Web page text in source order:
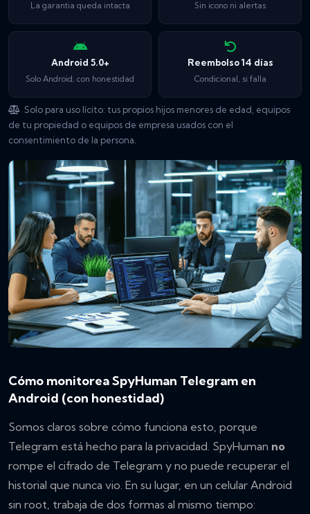
La garantia queda intacta Sin icono ni alertas
Android 5.0+
Solo Android, con honestidad
Reembolso 14 días
Condicional, si falla
Solo para uso lícito: tus propios hijos menores de edad, equipos
de tu propiedad o equipos de empresa usados con el
consentimiento de la persona.
Cómo monitorea SpyHuman Telegram en
Android (con honestidad)
Somos claros sobre cómo funciona esto, porque
Telegram está hecho para la privacidad. SpyHuman no
rompe el cifrado de Telegram y no puede recuperar el
historial que nunca vio. En su lugar, en un celular Android
sin root, trabaja de dos formas al mismo tiempo: